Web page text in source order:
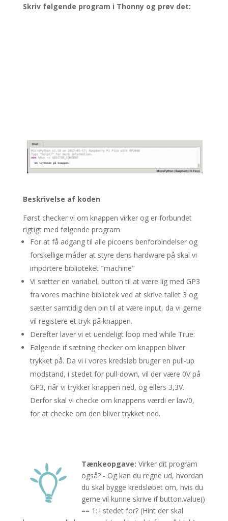
Skriv følgende program i Thonny og prøv det:
Beskrivelse af koden
Først checker vi om knappen virker og er forbundet
rigtigt med følgende program
For at få adgang til alle picoens benforbindelser og
forskellige måder at styre dens hardware på skal vi
importere biblioteket "machine"
Vi sætter en variabel, button til at være lig med GP3
fra vores machine bibliotek ved at skrive tallet 3 og
sætter samtidig den pin til at være input, da vi gerne
vil registere et tryk på knappen.
Derefter laver vi et uendeligt loop med while True:
Følgende if sætning checker om knappen bliver
trykket på. Da vi i vores kredsløb bruger en pull-up
modstand, i stedet for pull-down, vil der være 0V på
GP3, når vi trykker knappen ned, og ellers 3,3V.
Derfor skal vi checke om knappens værdi er lav/0,
for at checke om den bliver trykket ned.
Tænkeopgave: Virker dit program
også? - Og kan du regne ud, hvordan
du skal bygge kredsløbet om, hvis du
gerne vil kunne skrive if button.value()
== 1: i stedet for? (Hint der skal